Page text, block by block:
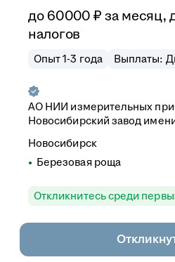
до60 000 ₽ за месяц,
налогов
Опыт 1-3 года Выплаты:
АО НИИ измерительных
Новосибирский завод
Новосибирск
Березовая роща
Откликнитесь среди